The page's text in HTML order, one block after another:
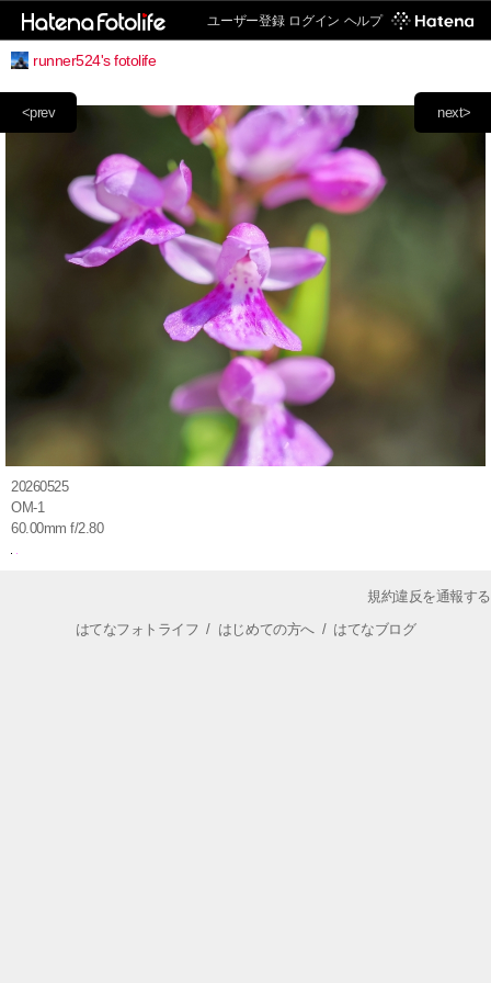
ユーザー登録 ログイン ヘルプ
runner524's fotolife
next>
<prev
20260525
OM-1
60.00mm f/2.80
規約違反を通報する
はてなフォトライフ / はじめての方へ/ はてなブログ